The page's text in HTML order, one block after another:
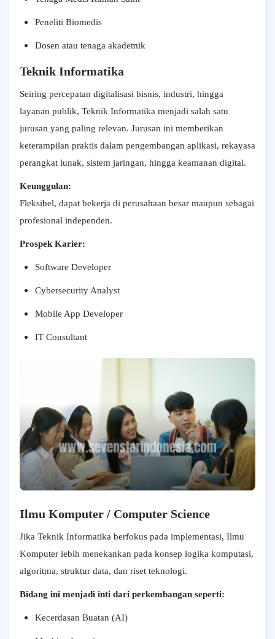
Peneliti Biomedis
Dosen atau tenaga akademik
Teknik Informatika
Seiring percepatan digitalisasi bisnis, industri, hingga
layanan publik, Teknik Informatika menjadi salah satu
jurusan yang paling relevan. Jurusan ini memberikan
keterampilan praktis dalam pengembangan aplikasi, rekayasa
perangkat lunak, sistem jaringan, hingga keamanan digital.
Keunggulan:
Fleksibel, dapat bekerja di perusahaan besar maupun sebagai
profesional independen.
Prospek Karier:
Software Developer
Cybersecurity Analyst
Mobile App Developer
IT Consultant
Ilmu Komputer / Computer Science
Jika Teknik Informatika berfokus pada implementasi, Ilmu
Komputer lebih menekankan pada konsep logika komputasi,
algoritma, struktur data, dan riset teknologi.
Bidang ini menjadi inti dari perkembangan seperti:
Kecerdasan Buatan (AI)